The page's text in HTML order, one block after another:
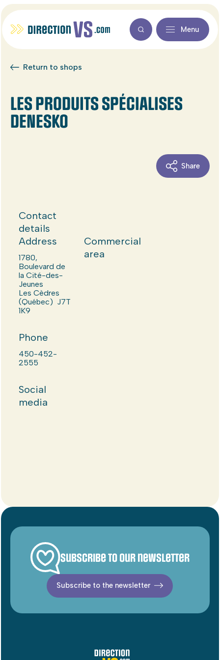
Menu
Return to shops
LES PRODUITS SPÉCIALISES
DENESKO
Share
Contact
details
Address
1780,
Boulevard de
la Cité-des-
Jeunes
Les Cèdres
(Québec) J7T
1K9
Phone
450-452-
2555
Social
media
Commercial
area
Subscribe to our newsletter
Subscribe to the newsletter